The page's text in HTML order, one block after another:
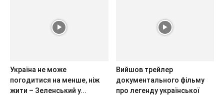
Україна не може
погодитися на менше, ніж
жити – Зеленський у...
Вийшов трейлер
документального фільму
про легенду української